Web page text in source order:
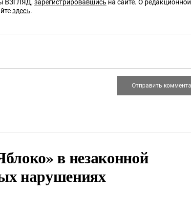
ВЗГЛЯД, зарегистрировавшись на сайте. О редакционной
здесь.
в незаконной
нарушениях